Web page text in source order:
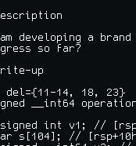
developing a
so far?
up
del={11-14, 18, 23}
__int64
int v1; //
s[104]; //